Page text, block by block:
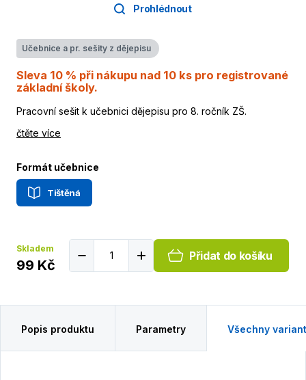
Prohlédnout
Učebnice a pr. sešity z dějepisu
Sleva 10 % při nákupu nad 10 ks pro registrované
základní školy.
Pracovní sešit k učebnici dějepisu pro 8. ročník ZŠ.
čtěte více
Formát učebnice
Tištěná
Skladem
99 Kč
Přidat do košíku
Popis produktu Parametry Všechny